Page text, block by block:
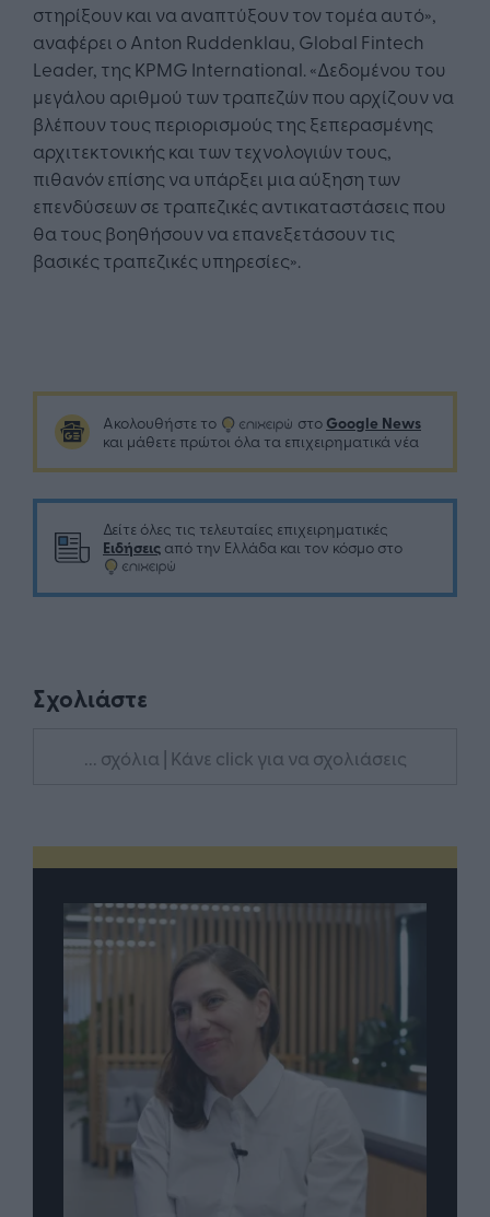
στηρίξουν και να αναπτύξουν τον τομέα αυτό»,
αναφέρει ο Anton Ruddenklau, Global Fintech
Leader, της KPMG International. «Δεδομένου του
μεγάλου αριθμού των τραπεζών που αρχίζουν να
βλέπουν τους περιορισμούς της ξεπερασμένης
αρχιτεκτονικής και των τεχνολογιών τους,
πιθανόν επίσης να υπάρξει μια αύξηση των
επενδύσεων σε τραπεζικές αντικαταστάσεις που
θα τους βοηθήσουν να επανεξετάσουν τις
βασικές τραπεζικές υπηρεσίες».
Ακολουθήστε το στο Google News
και μάθετε πρώτοι όλα τα επιχειρηματικά νέα
Δείτε όλες τις τελευταίες επιχειρηματικές
Ειδήσεις από την Ελλάδα και τον κόσμο στο
Σχολιάστε
... σχόλια | Κάνε click για να σχολιάσεις